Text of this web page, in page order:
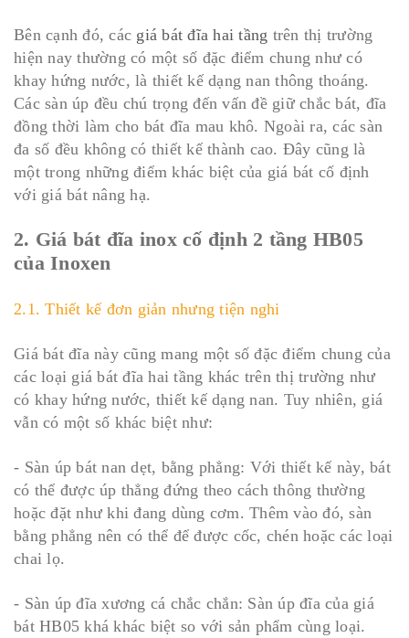
Bên cạnh đó, các giá bát đĩa hai tầng trên thị trường
hiện nay thường có một số đặc điểm chung như có
khay hứng nước, là thiết kế dạng nan thông thoáng.
Các sàn úp đều chú trọng đến vấn đề giữ chắc bát, đĩa
đồng thời làm cho bát đĩa mau khô. Ngoài ra, các sàn
đa số đều không có thiết kế thành cao. Đây cũng là
một trong những điểm khác biệt của giá bát cố định
với giá bát nâng hạ.
2. Giá bát đĩa inox cố định 2 tầng HB05
của Inoxen
2.1. Thiết kế đơn giản nhưng tiện nghi
Giá bát đĩa này cũng mang một số đặc điểm chung của
các loại giá bát đĩa hai tầng khác trên thị trường như
có khay hứng nước, thiết kế dạng nan. Tuy nhiên, giá
vẫn có một số khác biệt như:
- Sàn úp bát nan dẹt, bằng phẳng: Với thiết kế này, bát
có thể được úp thẳng đứng theo cách thông thường
hoặc đặt như khi đang dùng cơm. Thêm vào đó, sàn
bằng phẳng nên có thể để được cốc, chén hoặc các loại
chai lọ.
- Sàn úp đĩa xương cá chắc chắn: Sàn úp đĩa của giá
bát HB05 khá khác biệt so với sản phẩm cùng loại.